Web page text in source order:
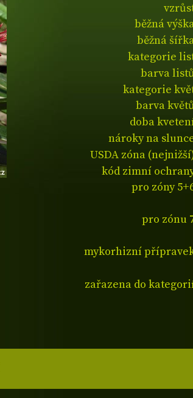
běžná
běžná
kategorie
barva
kategorie
barva
doba
nároky na
USDA zóna
kód zimní
pro zóny
pro zónu
mykorhizní
zařazena do